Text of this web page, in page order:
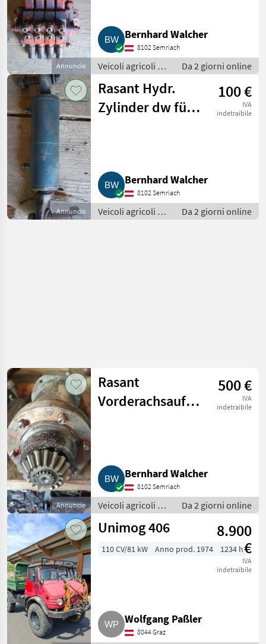
Annuncio
Bernhard Walcher
8102 Semriach
Veicoli agricoli a
motore / Carri a
motore
Da 2 giorni online
Annuncio
Rasant Hydr.
Zylinder dw für
100 €
IVA
indetraibile
Bernhard Walcher
8102 Semriach
Veicoli agricoli a
motore / Carri a
Da 2 giorni online
Annuncio
Rasant
Vorderachsaufhängung
500 €
IVA
indetraibile
Bernhard Walcher
8102 Semriach
Veicoli agricoli a
motore / Carri a
motore
Da 2 giorni online
Unimog 406
8.900
€
IVA
indetraibile
110 CV/81 kW Anno prod. 1974 1234 h
Wolfgang Paßler
8044 Graz